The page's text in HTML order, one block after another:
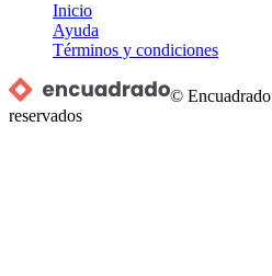
Inicio
Ayuda
Términos y condiciones
© Encuadrado
reservados